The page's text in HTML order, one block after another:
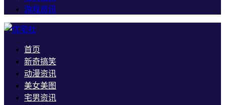
游戏资讯
首页
新奇搞笑
动漫资讯
美女美图
宅男资讯